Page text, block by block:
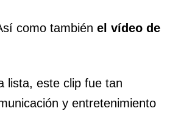
como tambiénel vídeo de
lista, este clip fue tan
y entretenimiento